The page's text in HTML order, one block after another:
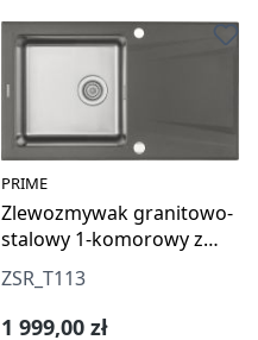
PRIME
Zlewozmywak granitowo-
stalowy 1-komorowy z
ociekaczem
ZSR_T113
Cena regularna:
1 999,00 zł